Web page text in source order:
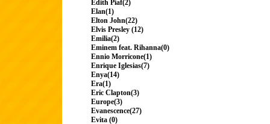
Edith Piaf(2)
Elan(1)
Elton John(22)
Elvis Presley (12)
Emilia(2)
Eminem feat. Rihanna(0)
Ennio Morricone(1)
Enrique Iglesias(7)
Enya(14)
Era(1)
Eric Clapton(3)
Europe(3)
Evanescence(27)
Evita (0)